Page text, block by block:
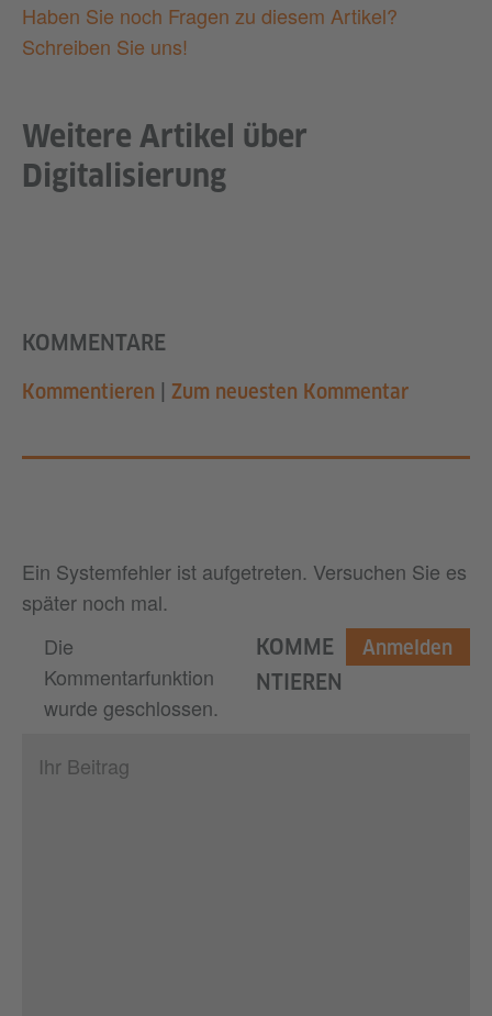
Haben Sie noch Fragen zu diesem Artikel?
Schreiben Sie uns!
Weitere Artikel über
Digitalisierung
KOMMENTARE
Kommentieren Zum neuesten Kommentar
Ein Systemfehler ist aufgetreten. Versuchen Sie es
später noch mal.
Die
Kommentarfunktion
wurde geschlossen.
KOMME
NTIEREN
Anmelden